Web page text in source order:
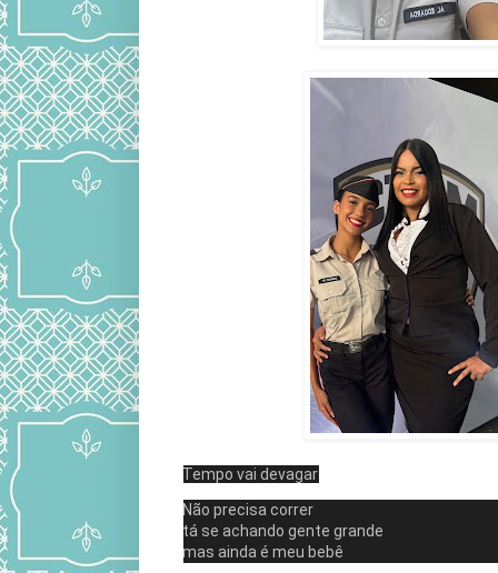
Tempo vai devagar
Não precisa correr
tá se achando gente grande
mas ainda é meu bebê